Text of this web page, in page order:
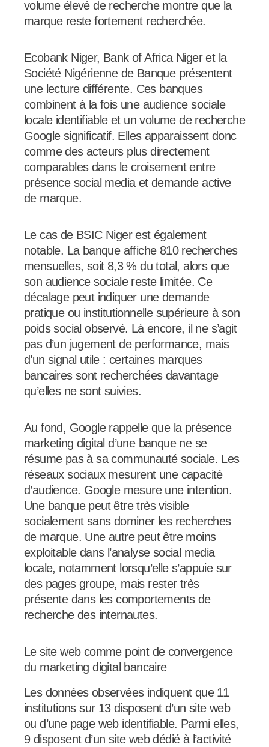
volume élevé de recherche montre que la
marque reste fortement recherchée.
Ecobank Niger, Bank of Africa Niger et la
Société Nigérienne de Banque présentent
une lecture différente. Ces banques
combinent à la fois une audience sociale
locale identifiable et un volume de recherche
Google significatif. Elles apparaissent donc
comme des acteurs plus directement
comparables dans le croisement entre
présence social media et demande active
de marque.
Le cas de BSIC Niger est également
notable. La banque affiche 810 recherches
mensuelles, soit 8,3 % du total, alors que
son audience sociale reste limitée. Ce
décalage peut indiquer une demande
pratique ou institutionnelle supérieure à son
poids social observé. Là encore, il ne s’agit
pas d’un jugement de performance, mais
d’un signal utile : certaines marques
bancaires sont recherchées davantage
qu’elles ne sont suivies.
Au fond, Google rappelle que la présence
marketing digital d’une banque ne se
résume pas à sa communauté sociale. Les
réseaux sociaux mesurent une capacité
d’audience. Google mesure une intention.
Une banque peut être très visible
socialement sans dominer les recherches
de marque. Une autre peut être moins
exploitable dans l’analyse social media
locale, notamment lorsqu’elle s’appuie sur
des pages groupe, mais rester très
présente dans les comportements de
recherche des internautes.
Le site web comme point de convergence
du marketing digital bancaire
Les données observées indiquent que 11
institutions sur 13 disposent d’un site web
ou d’une page web identifiable. Parmi elles,
9 disposent d’un site web dédié à l’activité